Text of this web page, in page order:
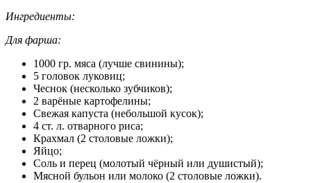
Ингредиенты:
Для фарша:
1000 гр. мяса (лучше свинины);
5 головок луковиц;
Чеснок (несколько зубчиков);
2 варёные картофелины;
Свежая капуста (небольшой кусок);
4 ст. л. отварного риса;
Крахмал (2 столовые ложки);
Яйцо;
Соль и перец (молотый чёрный или душистый);
Мясной бульон или молоко (2 столовые ложки).